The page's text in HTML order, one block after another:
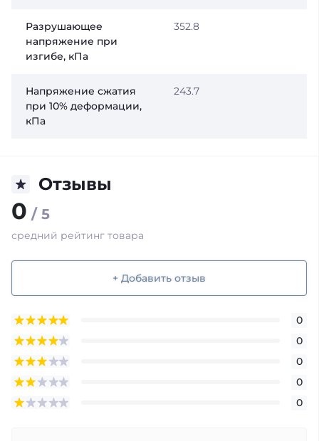
Разрушающее
напряжение при
изгибе, кПа
352.8
Напряжение сжатия
при 10% деформации,
кПа
243.7
Отзывы
0 / 5
средний рейтинг товара
+ Добавить отзыв
0
0
0
0
0